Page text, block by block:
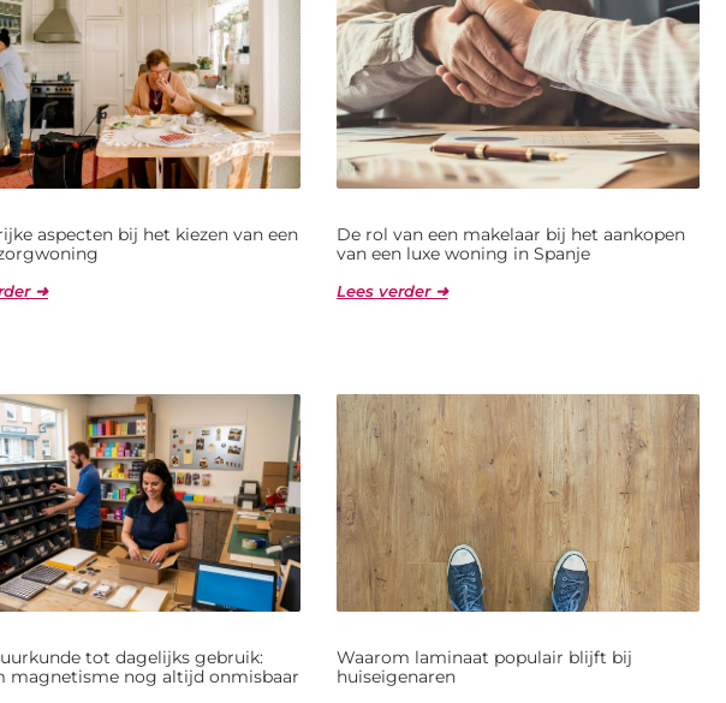
aspecten bij het kiezen van een
➜
De rol van een makelaar bij het aankopen
van een luxe woning in Spanje
Lees verder ➜
tot dagelijks gebruik:
magnetisme nog altijd onmisbaar
Waarom laminaat populair blijft bij
huiseigenaren